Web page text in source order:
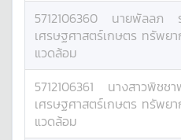
5712106360 นายพัลลภ
เศรษฐศาสตร์เกษตร ทรัพยา
แวดล้อม
5712106361 นางสาวพิชชา
เศรษฐศาสตร์เกษตร ทรัพยา
แวดล้อม